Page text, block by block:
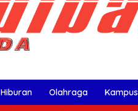
Hiburan Olahraga Kampus